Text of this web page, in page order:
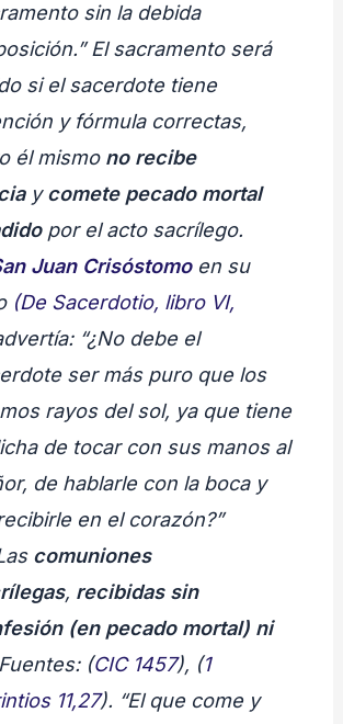
sin la debida
El sacramento será
si el sacerdote tiene
y fórmula correctas,
él mismo no recibe
ycomete pecado mortal
por el acto sacrílego.
Juan Crisóstomoen su
(De Sacerdotio, libro VI,
“¿No debe el
ser más puro que los
rayos del sol, ya que tiene
de tocar con sus manos al
de hablarle con la boca y
en el corazón?”
comuniones
, recibidas sin
(en pecado mortal) ni
Fuentes: (CIC 1457), (1
11,27). “El que come y